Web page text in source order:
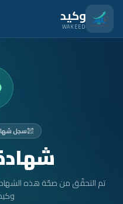
انتقل للمحتوى الرئيسي
وكيد
WAKEED
المتدربون
سجل
تم التحقّق من صحّة هذه